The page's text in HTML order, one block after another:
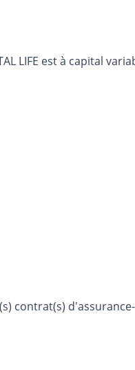
LIFE est à capital
contrat(s)